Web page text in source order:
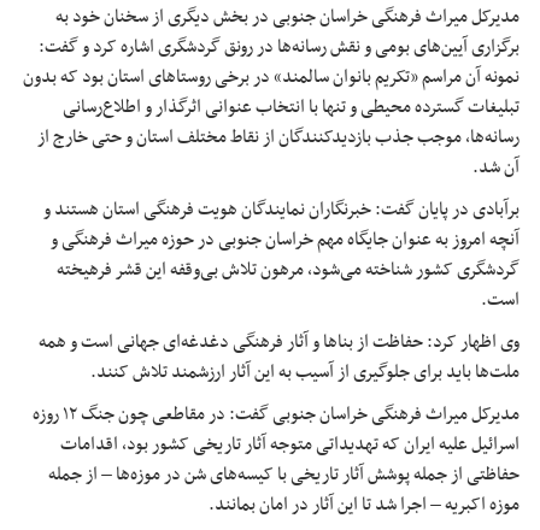
مدیرکل میراث فرهنگی خراسان جنوبی در بخش دیگری از سخنان خود به
برگزاری آیین‌های بومی و نقش رسانه‌ها در رونق گردشگری اشاره کرد و گفت:
نمونه آن مراسم «تکریم بانوان سالمند» در برخی روستاهای استان بود که بدون
تبلیغات گسترده محیطی و تنها با انتخاب عنوانی اثرگذار و اطلاع‌رسانی
رسانه‌ها، موجب جذب بازدیدکنندگان از نقاط مختلف استان و حتی خارج از
آن شد.
برآبادی در پایان گفت: خبرنگاران نمایندگان هویت فرهنگی استان هستند و
آنچه امروز به عنوان جایگاه مهم خراسان جنوبی در حوزه میراث فرهنگی و
گردشگری کشور شناخته می‌شود، مرهون تلاش بی‌وقفه این قشر فرهیخته
است.
وی اظهار کرد: حفاظت از بناها و آثار فرهنگی دغدغه‌ای جهانی است و همه
ملت‌ها باید برای جلوگیری از آسیب به این آثار ارزشمند تلاش کنند.
مدیرکل میراث فرهنگی خراسان جنوبی گفت: در مقاطعی چون جنگ ۱۲ روزه
اسرائیل علیه ایران که تهدیداتی متوجه آثار تاریخی کشور بود، اقدامات
حفاظتی از جمله پوشش آثار تاریخی با کیسه‌های شن در موزه‌ها – از جمله
موزه اکبریه – اجرا شد تا این آثار در امان بمانند.